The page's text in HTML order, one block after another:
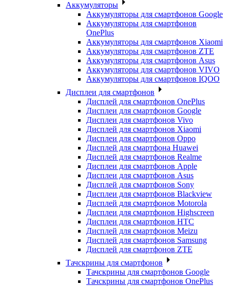
Аккумуляторы
Аккумуляторы для смартфонов Google
Аккумуляторы для смартфонов
OnePlus
Аккумуляторы для смартфонов Xiaomi
Аккумуляторы для смартфонов ZTE
Аккумуляторы для cмартфонов Asus
Аккумуляторы для смартфонов VIVO
Аккумуляторы для смартфонов IQOO
Дисплеи для смартфонов
Дисплей для смартфонов OnePlus
Дисплеи для смартфонов Google
Дисплеи для смартфонов Vivo
Дисплей для смартфонов Xiaomi
Дисплеи для смартфонов Oppo
Дисплей для смартфона Huawei
Дисплей для смартфонов Realme
Дисплеи для смартфонов Apple
Дисплеи для смартфонов Asus
Дисплей для смартфонов Sony
Дисплеи для смартфонов Blackview
Дисплей для смартфонов Motorola
Дисплеи для смартфонов Highscreen
Дисплеи для смартфонов HTC
Дисплей для смартфонов Meizu
Дисплей для смартфонов Samsung
Дисплей для смартфонов ZTE
Тачскрины для смартфонов
Тачскрины для смартфонов Google
Тачскрины для смартфонов OnePlus